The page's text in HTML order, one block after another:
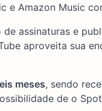
e Amazon Music
assinaturas e
aproveita sua
meses, sendo
de o